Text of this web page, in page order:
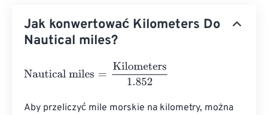
Jak konwertować Kilometers Do
Nautical miles?
Nautical miles Kilometers1.852
Aby przeliczyć mile morskie na kilometry, można